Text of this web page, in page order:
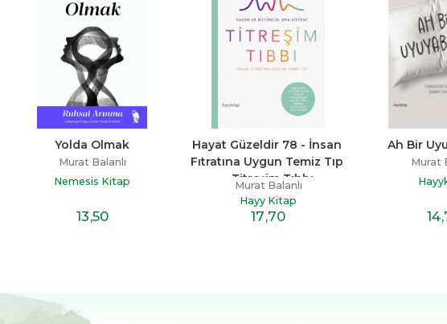
Yolda Olmak
Murat Balanlı
Nemesis Kitap
13,50
Hayat Güzeldir 78 - İnsan
Fıtratına Uygun Temiz Tıp
- Titreşim Tıbbı
Murat Balanlı
Hayy Kitap
17,70
Ah Bir
Murat
14